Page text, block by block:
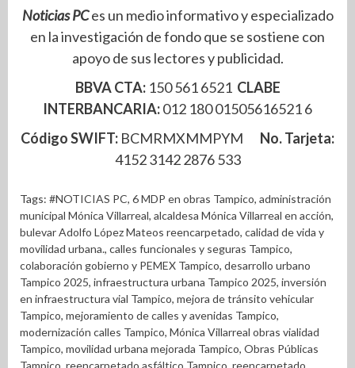
Noticias PCes un medio informativo y especializado
en la investigación de fondo que se sostiene con
apoyo de sus lectores y publicidad.
BBVA CTA: 150 561 6521 CLABE
INTERBANCARIA:012 180 01505616521 6
Código SWIFT: BCMRMXMMPYM No. Tarjeta:
4152 3142 2876 533
Tags: #NOTICIAS PC, 6 MDP en obras Tampico, administración
municipal Mónica Villarreal, alcaldesa Mónica Villarreal en acción,
bulevar Adolfo López Mateos reencarpetado, calidad de vida y
movilidad urbana., calles funcionales y seguras Tampico,
colaboración gobierno y PEMEX Tampico, desarrollo urbano
Tampico 2025, infraestructura urbana Tampico 2025, inversión
en infraestructura vial Tampico, mejora de tránsito vehicular
Tampico, mejoramiento de calles y avenidas Tampico,
modernización calles Tampico, Mónica Villarreal obras vialidad
Tampico, movilidad urbana mejorada Tampico, Obras Públicas